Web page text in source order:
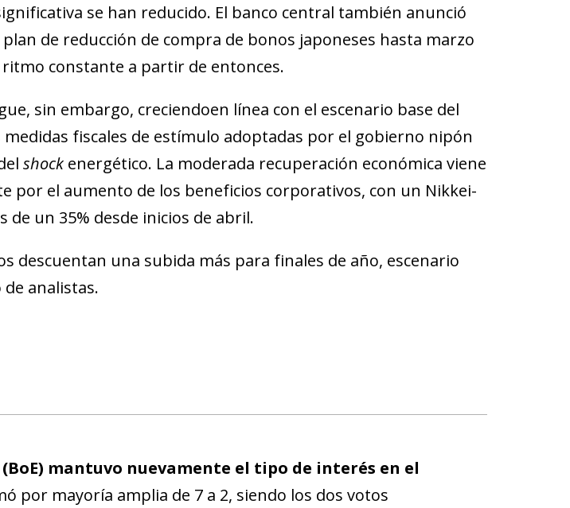
se han reducido. El banco central también anunció
de reducción de compra de bonos japoneses hasta marzo
constante a partir de entonces.
sin embargo, creciendoen línea con el escenario base del
medidas fiscales de estímulo adoptadas por el gobierno nipón
shock energético. La moderada recuperación económica viene
por el aumento de los beneficios corporativos, con un Nikkei-
de un 35% desde inicios de abril.
descuentan una subida más para finales de año, escenario
analistas.
mantuvo nuevamente el tipo de interés en el
por mayoría amplia de 7 a 2, siendo los dos votos